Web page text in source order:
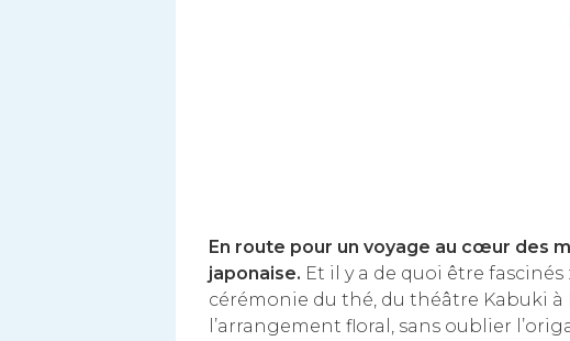
En route pour un voyage au cœur des
japonaise. Et il y a de quoi être
cérémonie du thé, du théâtre Kabuki à
l’arrangement floral, sans oublier